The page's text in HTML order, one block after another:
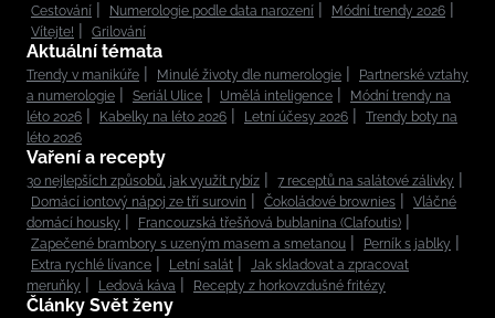
Cestování
Numerologie podle data narození
Módní trendy 2026
Vítejte!
Grilování
Aktuální témata
Trendy v manikúře Minulé životy dle numerologie
Partnerské vztahy
a numerologie
Seriál Ulice Umělá inteligence
Módní trendy na
léto 2026
Kabelky na léto 2026 Letní účesy 2026
Trendy boty na
léto 2026
Vaření a recepty
30 nejlepších způsobů, jak využít rybíz
7 receptů na salátové zálivky
Domácí iontový nápoj ze tří surovin
Čokoládové brownies
Vláčné
domácí housky
Francouzská třešňová bublanina (Clafoutis)
Zapečené brambory s uzeným masem a smetanou
Perník s jablky
Extra rychlé lívance
Letní salát
Jak skladovat a zpracovat
meruňky
Ledová káva Recepty z horkovzdušné fritézy
Články Svět ženy